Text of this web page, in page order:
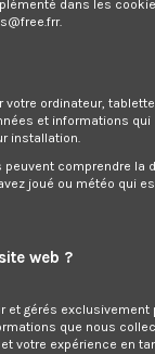
occaecat
dans les
.
ordinateur,
et informations
installation.
comprendre la
joué ou météo qui
web ?
et gérés exclusivement
que nous
votre expérience en